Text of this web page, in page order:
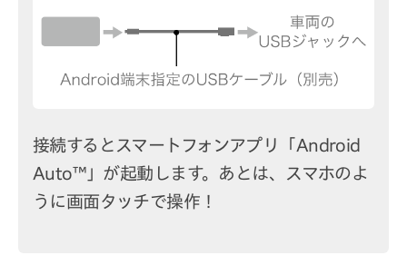
接続するとスマートフォンアプリ「Android
Auto™」が起動します。あとは、スマホのよ
うに画面タッチで操作！